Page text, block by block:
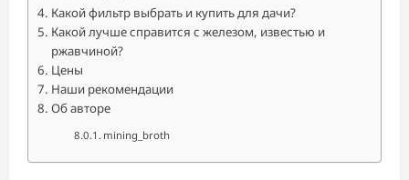
Какой фильтр выбрать и купить для дачи?
Какой лучше справится с железом, известью и
ржавчиной?
Цены
Наши рекомендации
Об авторе
mining_broth